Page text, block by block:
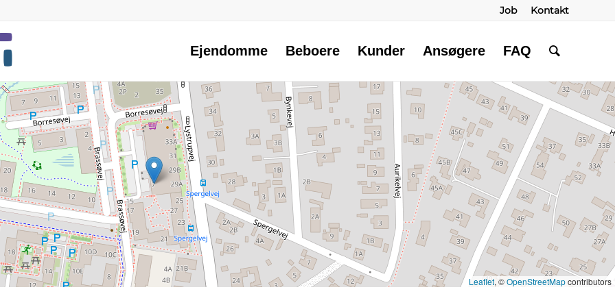
Job Kontakt
Ejendomme Beboere Kunder Ansøgere FAQ
Leaflet, ©OpenStreetMapcontributors